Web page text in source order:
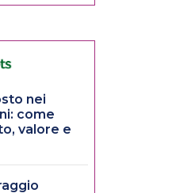
nei
come
valore e